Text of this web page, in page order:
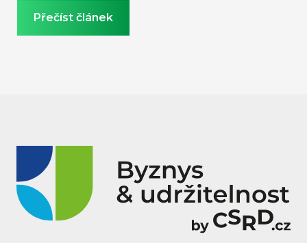
seriálu odhalíme historii greenwashingu,
Přečíst článek